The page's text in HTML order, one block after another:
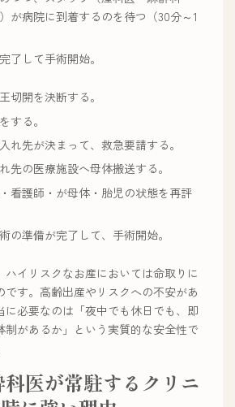
が病院に到着するのを待つ（30分～1
了して手術開始。
切開を決断する。
する。
れ先が決まって、救急要請する。
先の医療施設へ母体搬送する。
看護師・が母体・胎児の状態を再評
の準備が完了して、手術開始。
ハイリスクなお産においては命取りに
です。高齢出産やリスクへの不安があ
に必要なのは「夜中でも休日でも、即
制があるか」という実質的な安全性で
医が常駐するクリニ